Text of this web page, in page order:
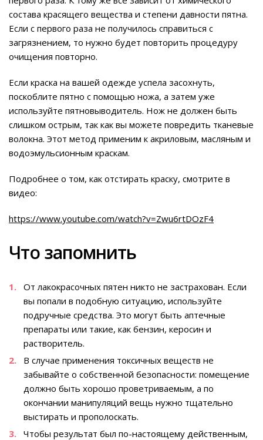
состава красящего вещества и степени давности пятна.
Если с первого раза не получилось справиться с
загрязнением, то нужно будет повторить процедуру
очищения повторно.
Если краска на вашей одежде успела засохнуть,
поскоблите пятно с помощью ножа, а затем уже
используйте пятновыводитель. Нож не должен быть
слишком острым, так как вы можете повредить тканевые
волокна. Этот метод применим к акриловым, масляным и
водоэмульсионным краскам.
Подробнее о том, как отстирать краску, смотрите в
видео:
https://www.youtube.com/watch?v=Zwu6rtDOzF4
Что запомнить
От лакокрасочных пятен никто не застрахован. Если
вы попали в подобную ситуацию, используйте
подручные средства. Это могут быть аптечные
препараты или такие, как бензин, керосин и
растворитель.
В случае применения токсичных веществ не
забывайте о собственной безопасности: помещение
должно быть хорошо проветриваемым, а по
окончании манипуляций вещь нужно тщательно
выстирать и прополоскать.
Чтобы результат был по-настоящему действенным,